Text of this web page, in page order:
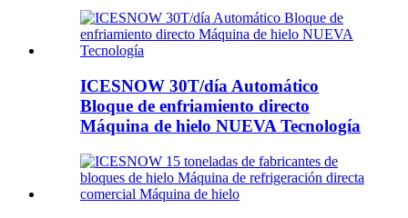
ICESNOW 30T/día Automático
Bloque de enfriamiento directo
Máquina de hielo NUEVA Tecnología